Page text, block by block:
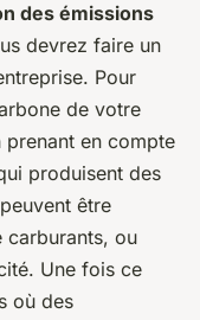
des émissions
devrez faire un
Pour
de votre
en compte
produisent des
être
carburants, ou
Une fois ce
où des